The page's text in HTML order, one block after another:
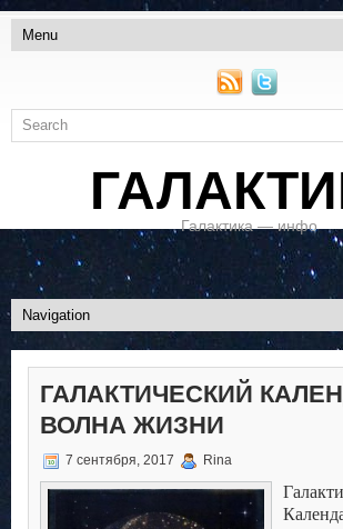
Галактика — инфо
ГАЛАКТИЧЕСКИЙ
ВОЛНА ЖИЗНИ
7 сентября, 2017 Rina